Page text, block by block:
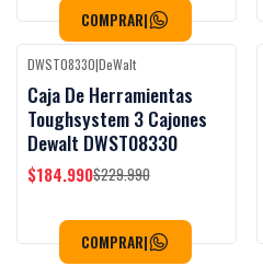
COMPRAR|
-20%OFF Black Week
Agotado
DWST08330|DeWalt
Caja De Herramientas
Toughsystem 3 Cajones
Dewalt DWST08330
$184.990$229.990
COMPRAR|